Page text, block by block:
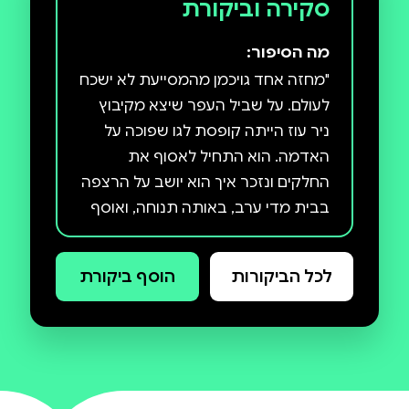
לגדוד המילואים היחיד שתמרן בשטח רצועת עזה. משה
כלוחם ומפקד בגדוד מזה 21 שנה.
סקירה וביקורת
מה הסיפור:
"מחזה אחד גויכמן מהמסייעת לא ישכח
לעולם. על שביל העפר שיצא מקיבוץ
ניר עוז הייתה קופסת לגו שפוכה על
האדמה. הוא התחיל לאסוף את
החלקים ונזכר איך הוא יושב על הרצפה
בבית מדי ערב, באותה תנוחה, ואוסף
את הלגו של ילדיו מהרצפה. בבית הוא
לא מפסיק להתלונן על המטלה
המעצבנת, הפעם, כשהוא על מדים,
כאבא, המחשבה הזו הייתה בלתי
לכל הביקורות הוסף ביקורת